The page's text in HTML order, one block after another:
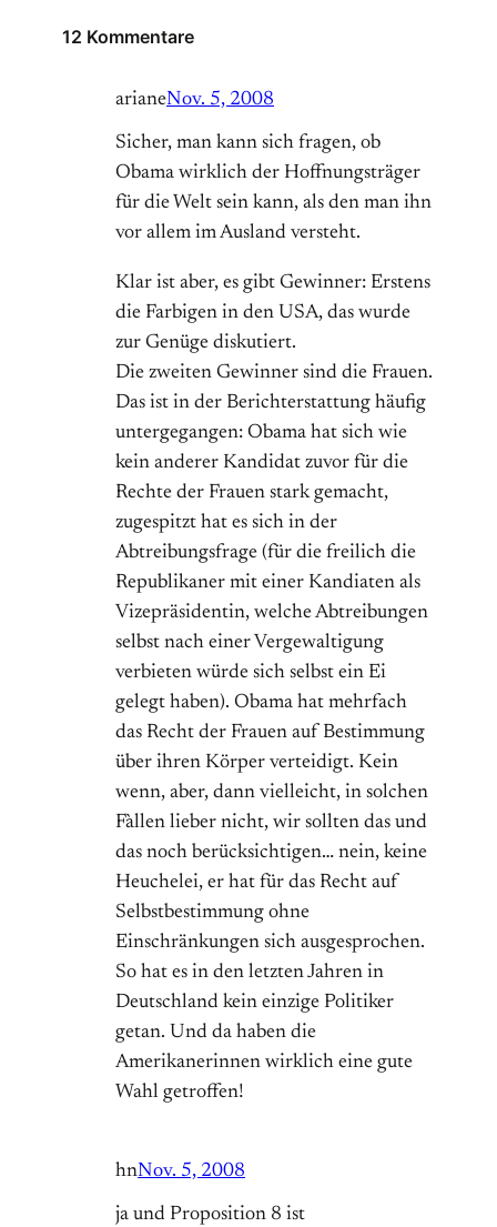
12 Kommentare
arianeNov. 5, 2008
Sicher, man kann sich fragen, ob
Obama wirklich der Hoffnungsträger
für die Welt sein kann, als den man ihn
vor allem im Ausland versteht.
Klar ist aber, es gibt Gewinner: Erstens
die Farbigen in den USA, das wurde
zur Genüge diskutiert.
Die zweiten Gewinner sind die Frauen.
Das ist in der Berichterstattung häufig
untergegangen: Obama hat sich wie
kein anderer Kandidat zuvor für die
Rechte der Frauen stark gemacht,
zugespitzt hat es sich in der
Abtreibungsfrage (für die freilich die
Republikaner mit einer Kandiaten als
Vizepräsidentin, welche Abtreibungen
selbst nach einer Vergewaltigung
verbieten würde sich selbst ein Ei
gelegt haben). Obama hat mehrfach
das Recht der Frauen auf Bestimmung
über ihren Körper verteidigt. Kein
wenn, aber, dann vielleicht, in solchen
Fàllen lieber nicht, wir sollten das und
das noch berücksichtigen… nein, keine
Heuchelei, er hat für das Recht auf
Selbstbestimmung ohne
Einschränkungen sich ausgesprochen.
So hat es in den letzten Jahren in
Deutschland kein einzige Politiker
getan. Und da haben die
Amerikanerinnen wirklich eine gute
Wahl getroffen!
hnNov. 5, 2008
ja und Proposition 8 ist